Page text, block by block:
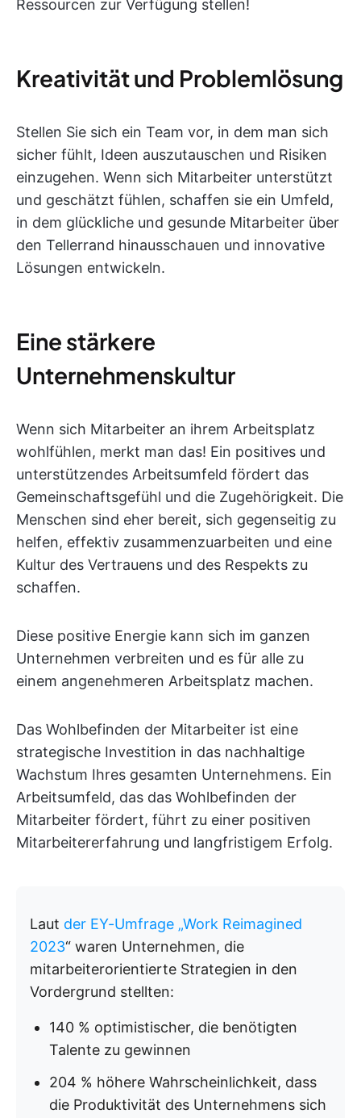
Ressourcen zur Verfügung stellen!
Kreativität und Problemlösung
Stellen Sie sich ein Team vor, in dem man sich
sicher fühlt, Ideen auszutauschen und Risiken
einzugehen. Wenn sich Mitarbeiter unterstützt
und geschätzt fühlen, schaffen sie ein Umfeld,
in dem glückliche und gesunde Mitarbeiter über
den Tellerrand hinausschauen und innovative
Lösungen entwickeln.
Eine stärkere
Unternehmenskultur
Wenn sich Mitarbeiter an ihrem Arbeitsplatz
wohlfühlen, merkt man das! Ein positives und
unterstützendes Arbeitsumfeld fördert das
Gemeinschaftsgefühl und die Zugehörigkeit. Die
Menschen sind eher bereit, sich gegenseitig zu
helfen, effektiv zusammenzuarbeiten und eine
Kultur des Vertrauens und des Respekts zu
schaffen.
Diese positive Energie kann sich im ganzen
Unternehmen verbreiten und es für alle zu
einem angenehmeren Arbeitsplatz machen.
Das Wohlbefinden der Mitarbeiter ist eine
strategische Investition in das nachhaltige
Wachstum Ihres gesamten Unternehmens. Ein
Arbeitsumfeld, das das Wohlbefinden der
Mitarbeiter fördert, führt zu einer positiven
Mitarbeitererfahrung und langfristigem Erfolg.
Laut der EY-Umfrage „Work Reimagined
2023“ waren Unternehmen, die
mitarbeiterorientierte Strategien in den
Vordergrund stellten:
140 % optimistischer, die benötigten
Talente zu gewinnen
204 % höhere Wahrscheinlichkeit, dass
die Produktivität des Unternehmens sich